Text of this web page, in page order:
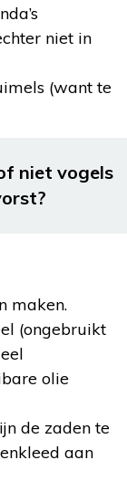
niet in
(want te
niet vogels
maken.
(ongebruikt
olie
de zaden te
aan